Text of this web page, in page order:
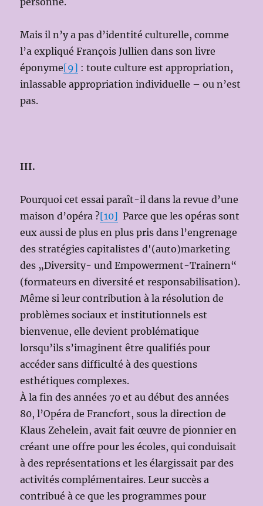
Mais il n’y a pas d’identité culturelle, comme
l’a expliqué François Jullien dans son livre
éponyme[9] : toute culture est appropriation,
inlassable appropriation individuelle – ou n’est
pas.
III.
Pourquoi cet essai paraît-il dans la revue d’une
maison d’opéra ?[10] Parce que les opéras sont
eux aussi de plus en plus pris dans l’engrenage
des stratégies capitalistes d'(auto)marketing
des „Diversity- und Empowerment-Trainern“
(formateurs en diversité et responsabilisation).
Même si leur contribution à la résolution de
problèmes sociaux et institutionnels est
bienvenue, elle devient problématique
lorsqu’ils s’imaginent être qualifiés pour
accéder sans difficulté à des questions
esthétiques complexes.
À la fin des années 70 et au début des années
80, l’Opéra de Francfort, sous la direction de
Klaus Zehelein, avait fait œuvre de pionnier en
créant une offre pour les écoles, qui conduisait
à des représentations et les élargissait par des
activités complémentaires. Leur succès a
contribué à ce que les programmes pour